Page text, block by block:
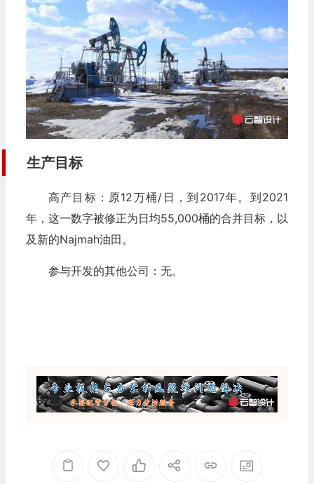
生产目标
高产目标：原12万桶/日，到2017年。到2021
年，这一数字被修正为日均55,000桶的合并目标，以
及新的Najmah油田。
参与开发的其他公司：无。